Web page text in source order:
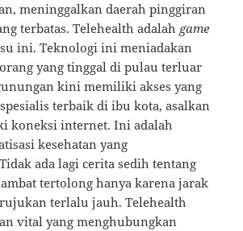
meninggalkan daerah pinggiran
terbatas. Telehealth adalah game
ini. Teknologi ini meniadakan
yang tinggal di pulau terluar
kini memiliki akses yang
terbaik di ibu kota, asalkan
koneksi internet. Ini adalah
kesehatan yang
ada lagi cerita sedih tentang
tertolong hanya karena jarak
terlalu jauh. Telehealth
vital yang menghubungkan